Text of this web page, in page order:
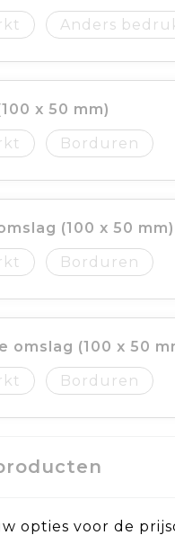
Anders
x 50 mm)
Borduren
(100 x 50 mm)
Borduren
omslag (100 x 50
Borduren
opties voor de